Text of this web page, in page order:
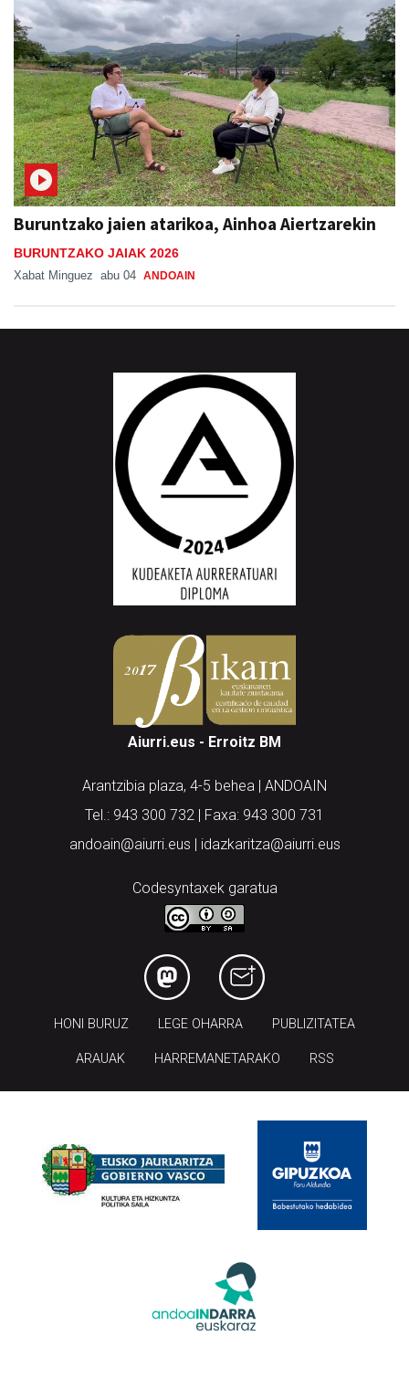
Buruntzako jaien atarikoa, Ainhoa Aiertzarekin
BURUNTZAKO JAIAK 2026
Xabat Minguez abu 04 ANDOAIN
Aiurri.eus - Erroitz BM
Arantzibia plaza, 4-5 behea | ANDOAIN
Tel.: 943 300 732 | Faxa: 943 300 731
andoain@aiurri.eus | idazkaritza@aiurri.eus
Codesyntaxek garatua
HONI BURUZ LEGE OHARRA PUBLIZITATEA
ARAUAK HARREMANETARAKO RSS